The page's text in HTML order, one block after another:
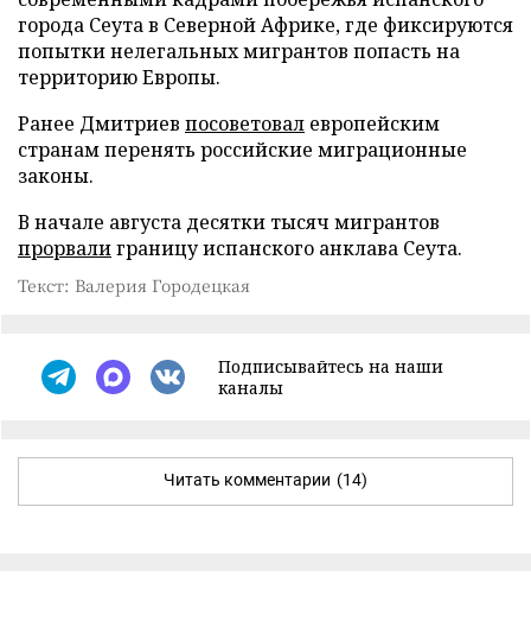
города Сеута в Северной Африке, где фиксируются
попытки нелегальных мигрантов попасть на
территорию Европы.
Ранее Дмитриев посоветовал европейским
странам перенять российские миграционные
законы.
В начале августа десятки тысяч мигрантов
прорвалиграницу испанского анклава Сеута.
Текст: Валерия Городецкая
Подписывайтесь на наши
каналы
Читать комментарии (14)